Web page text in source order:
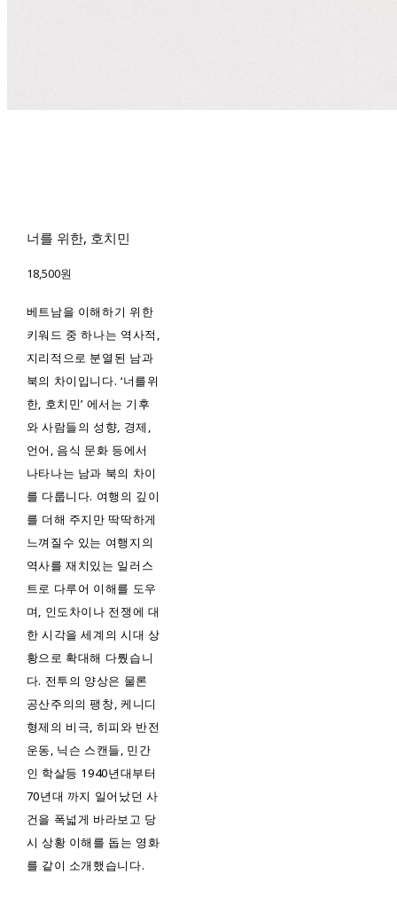
너를 위한, 호치민
18,500원
베트남을 이해하기 위한
키워드 중 하나는 역사적,
지리적으로 분열된 남과
북의 차이입니다. ‘너를위
한, 호치민’ 에서는 기후
와 사람들의 성향, 경제,
언어, 음식 문화 등에서
나타나는 남과 북의 차이
를 다룹니다. 여행의 깊이
를 더해 주지만 딱딱하게
느껴질수 있는 여행지의
역사를 재치있는 일러스
트로 다루어 이해를 도우
며, 인도차이나 전쟁에 대
한 시각을 세계의 시대 상
황으로 확대해 다뤘습니
다. 전투의 양상은 물론
공산주의의 팽창, 케니디
형제의 비극, 히피와 반전
운동, 닉슨 스캔들, 민간
인 학살등 1940년대부터
70년대 까지 일어났던 사
건을 폭넓게 바라보고 당
시 상황 이해를 돕는 영화
를 같이 소개했습니다.